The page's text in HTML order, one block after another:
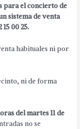
para el concierto de
sistema de venta
00 25.
habituales ni por
ni de forma
del martes 11 de
no se